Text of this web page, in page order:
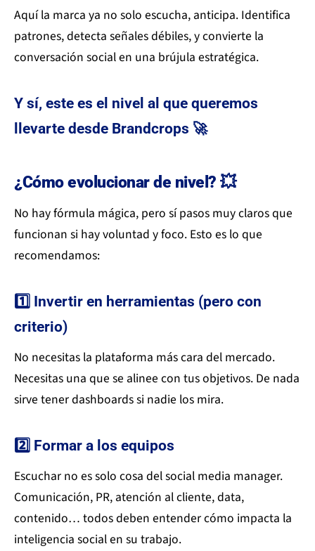
Aquí la marca ya no solo escucha, anticipa. Identifica
patrones, detecta señales débiles, y convierte la
conversación social en una brújula estratégica.
Y sí, este es el nivel al que queremos
llevarte desde Brandcrops 🚀
¿Cómo evolucionar de nivel? 💥
No hay fórmula mágica, pero sí pasos muy claros que
funcionan si hay voluntad y foco. Esto es lo que
recomendamos:
1️⃣ Invertir en herramientas (pero con
criterio)
No necesitas la plataforma más cara del mercado.
Necesitas una que se alinee con tus objetivos. De nada
sirve tener dashboards si nadie los mira.
2️⃣ Formar a los equipos
Escuchar no es solo cosa del social media manager.
Comunicación, PR, atención al cliente, data,
contenido… todos deben entender cómo impacta la
inteligencia social en su trabajo.